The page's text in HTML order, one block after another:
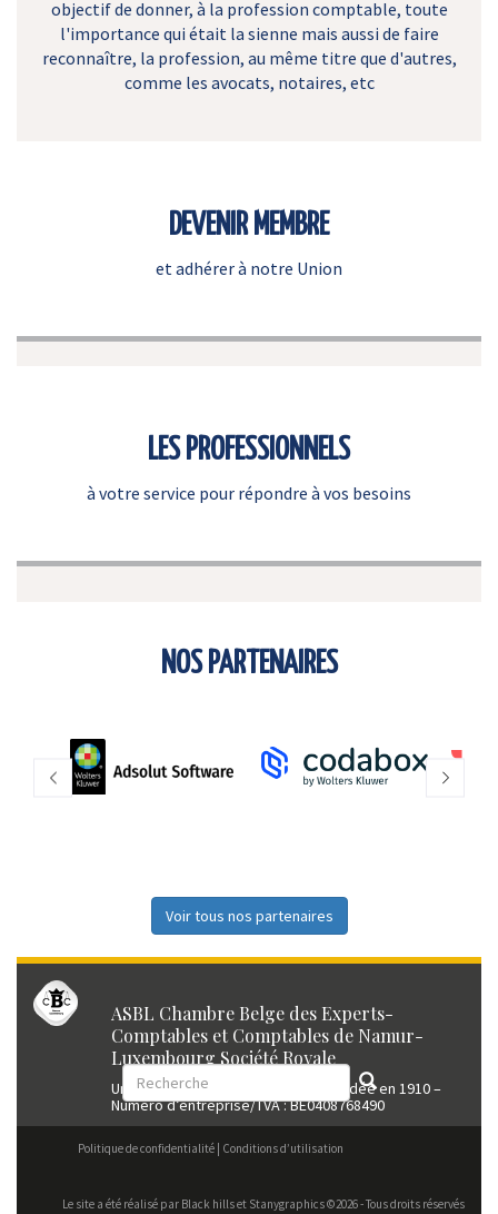
objectif de donner, à la profession comptable, toute
l'importance qui était la sienne mais aussi de faire
reconnaître, la profession, au même titre que d'autres,
comme les avocats, notaires, etc
DEVENIR MEMBRE
et adhérer à notre Union
LES PROFESSIONNELS
à votre service pour répondre à vos besoins
NOS PARTENAIRES
Voir tous nos partenaires
ASBL Chambre Belge des Experts-
Comptables et Comptables de Namur-
Luxembourg Société Royale
Union professionnelle reconnue fondée en 1910 –
Numéro d’entreprise/TVA : BE0408768490
Politique de confidentialité Conditions d’utilisation
Le site a été réalisé par Black hillset Stanygraphics ©2026 - Tous droits réservés